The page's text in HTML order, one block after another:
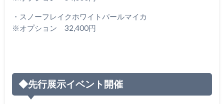
・スノーフレイクホワイトパールマイカ
※オプション 32,400円
◆先行展示イベント開催